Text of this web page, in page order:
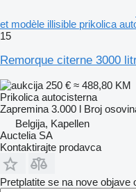
et modèle illisible prikolica
15
Remorque citerne 3000
250 € ≈ 488,80 KM
Prikolica autocisterna
Zapremina 3.000 l Broj
Belgija, Kapellen
Auctelia SA
Kontaktirajte prodavca
Pretplatite se na nove objave